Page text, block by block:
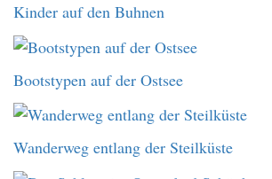
Kinder auf den Buhnen
Bootstypen auf der Ostsee
Wanderweg entlang der Steilküste